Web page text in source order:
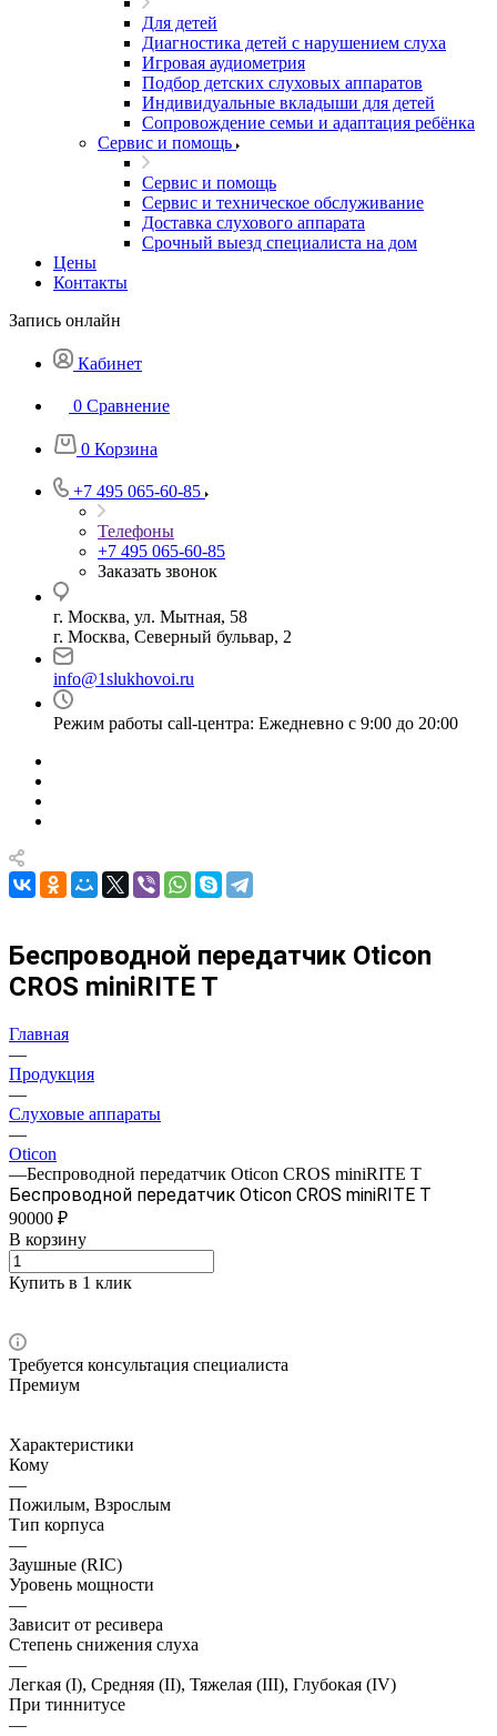
Для детей
Диагностика детей с нарушением слуха
Игровая аудиометрия
Подбор детских слуховых аппаратов
Индивидуальные вкладыши для детей
Сопровождение семьи и адаптация ребёнка
Сервис и помощь
Сервис и помощь
Сервис и техническое обслуживание
Доставка слухового аппарата
Срочный выезд специалиста на дом
Цены
Контакты
Запись онлайн
Кабинет
0 Сравнение
0 Корзина
+7 495 065-60-85
Телефоны
+7 495 065-60-85
Заказать звонок
г. Москва, ул. Мытная, 58
г. Москва, Северный бульвар, 2
info@1slukhovoi.ru
Режим работы call-центра: Ежедневно с 9:00 до 20:00
Беспроводной передатчик Oticon
CROS miniRITE T
Главная
—
Продукция
—
Слуховые аппараты
—
Oticon
—Беспроводной передатчик Oticon CROS miniRITE T
Беспроводной передатчик Oticon CROS miniRITE T
90000 ₽
В корзину
Купить в 1 клик
Требуется консультация специалиста
Премиум
Характеристики
Кому
—
Пожилым, Взрослым
Тип корпуса
—
Заушные (RIC)
Уровень мощности
—
Зависит от ресивера
Степень снижения слуха
—
Легкая (I), Средняя (II), Тяжелая (III), Глубокая (IV)
При тиннитусе
—